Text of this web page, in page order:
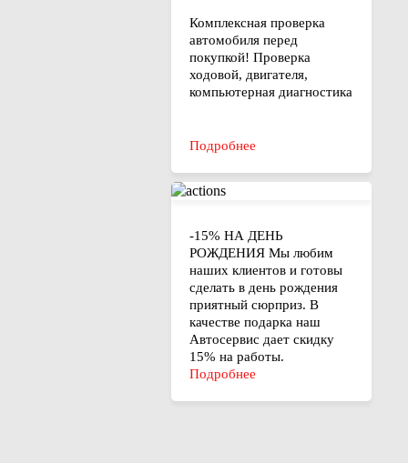
Комплексная проверка
автомобиля перед
покупкой! Проверка
ходовой, двигателя,
компьютерная диагностика
Подробнее
-15% НА ДЕНЬ
РОЖДЕНИЯ Мы любим
наших клиентов и готовы
сделать в день рождения
приятный сюрприз. В
качестве подарка наш
Автосервис дает скидку
15% на работы.
Подробнее